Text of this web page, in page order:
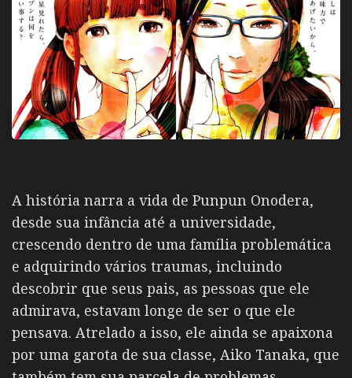
A história narra a vida de Punpun Onodera,
desde sua infância até a universidade,
crescendo dentro de uma família problemática
e adquirindo vários traumas, incluindo
descobrir que seus pais, as pessoas que ele
admirava, estavam longe de ser o que ele
pensava. Atrelado a isso, ele ainda se apaixona
por uma garota de sua classe, Aiko Tanaka, que